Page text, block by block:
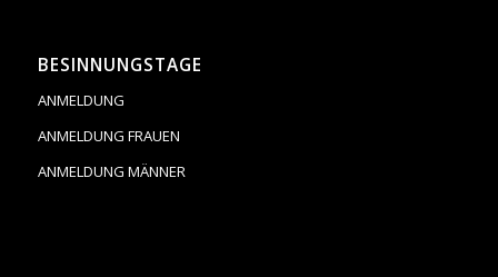
BESINNUNGSTAGE
ANMELDUNG
ANMELDUNG FRAUEN
ANMELDUNG MÄNNER